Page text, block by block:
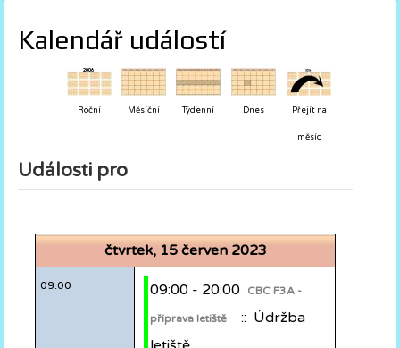
Kalendář událostí
Roční Měsíční Týdenní Dnes Přejít na
měsíc
Události pro
čtvrtek, 15 červen 2023
09:00 09:00 - 20:00 CBC F3A -
příprava letiště
:: Údržba